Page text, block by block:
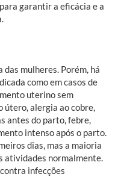
garantir a eficácia e a
mulheres. Porém, há
como em casos de
uterino sem
útero, alergia ao cobre,
antes do parto, febre,
intenso após o parto.
dias, mas a maioria
atividades normalmente.
infecções